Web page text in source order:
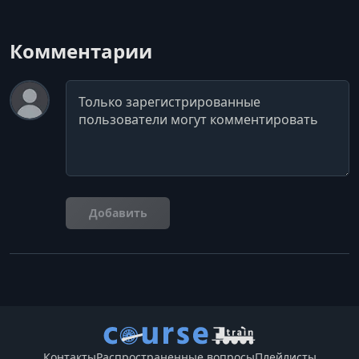
Комментарии
Комментарий
Добавить